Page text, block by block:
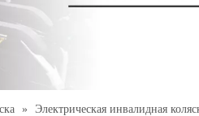
» Электрическая инвалидная